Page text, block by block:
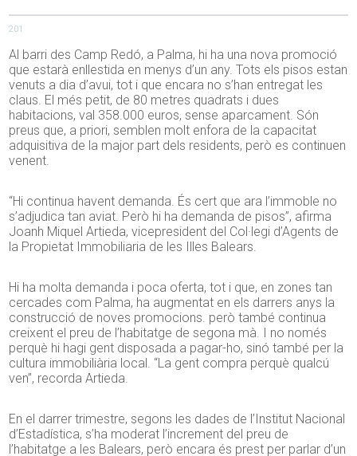
201
Al barri des Camp Redó, a Palma, hi ha una nova promoció
que estarà enllestida en menys d’un any. Tots els pisos estan
venuts a dia d’avui, tot i que encara no s’han entregat les
claus. El més petit, de 80 metres quadrats i dues
habitacions, val 358.000 euros, sense aparcament. Són
preus que, a priori, semblen molt enfora de la capacitat
adquisitiva de la major part dels residents, però es continuen
venent.
“Hi continua havent demanda. És cert que ara l’immoble no
s’adjudica tan aviat. Però hi ha demanda de pisos”, afirma
Joanh Miquel Artieda, vicepresident del Col·legi d’Agents de
la Propietat Immobiliaria de les Illes Balears.
Hi ha molta demanda i poca oferta, tot i que, en zones tan
cercades com Palma, ha augmentat en els darrers anys la
construcció de noves promocions. però també continua
creixent el preu de l’habitatge de segona mà. I no només
perquè hi hagi gent disposada a pagar-ho, sinó també per la
cultura immobiliària local. “La gent compra perquè qualcú
ven”, recorda Artieda.
En el darrer trimestre, segons les dades de l’Institut Nacional
d’Estadística, s’ha moderat l’increment del preu de
l’habitatge a les Balears, però encara és prest per parlar d’un